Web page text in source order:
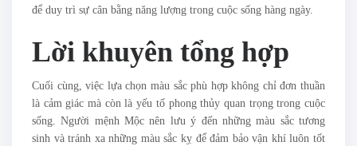
để duy trì sự cân bằng năng lượng trong cuộc sống hàng ngày.
Lời khuyên tổng hợp
Cuối cùng, việc lựa chọn màu sắc phù hợp không chỉ đơn thuần
là cảm giác mà còn là yếu tố phong thủy quan trọng trong cuộc
sống. Người mệnh Mộc nên lưu ý đến những màu sắc tương
sinh và tránh xa những màu sắc kỵ để đảm bảo vận khí luôn tốt